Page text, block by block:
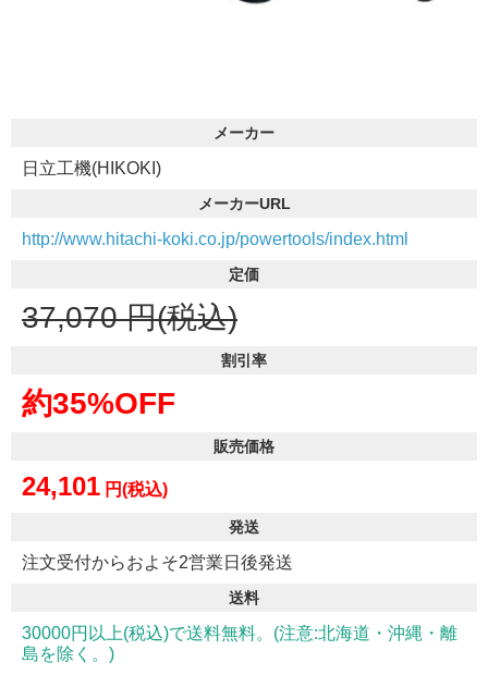
メーカー
日立工機(HIKOKI)
メーカーURL
http://www.hitachi-koki.co.jp/powertools/index.html
定価
37,070 円(税込)
割引率
約35%OFF
販売価格
24,101 円(税込)
発送
注文受付からおよそ2営業日後発送
送料
30000円以上(税込)で送料無料。(注意:北海道・沖縄・離
島を除く。)